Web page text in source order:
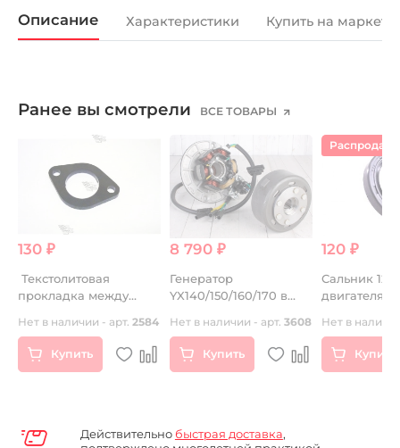
Описание Характеристики Купить на
Ранее вы смотрели ВСЕ ТОВАРЫ
130 ₽
Текстолитовая
прокладка между
карбюратором 26мм
Нет в наличии - арт. 2584
Купить
8 790 ₽
Генератор
YX140/150/160/170 в
Нет в наличии - арт. 3608
Купить
Распродажа
120 ₽
Сальник
двигателя
Нет в
Купить
Действительно быстрая доставка,